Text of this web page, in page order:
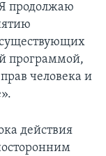
продолжаю
программой,
человека и
действия